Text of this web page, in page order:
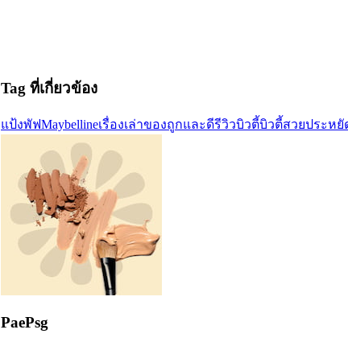
Tag ที่เกี่ยวข้อง
แป้งพัฟMaybellineเรื่องเล่าของถูกและดีรีวิวบิวตี้บิวตี้สวยประหยั
PaePsg